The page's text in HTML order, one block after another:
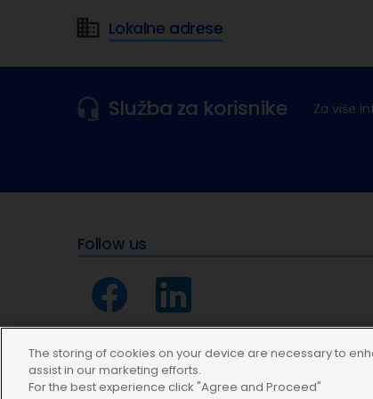
Lokalne adrese
Služba za korisnike Za više
Follow us
The storing of cookies on your device are necessary to
assist in our marketing efforts.
For the best experience click "Agree and Proceed"